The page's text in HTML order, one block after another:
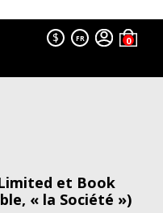
$ FR
et Book
« la Société »)